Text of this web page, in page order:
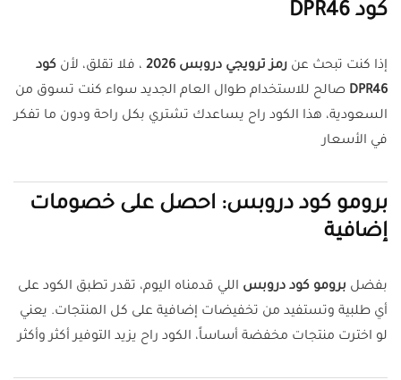
كود DPR46
إذا كنت تبحث عن رمز ترويجي دروبس 2026 ، فلا تقلق، لأن كود
DPR46 صالح للاستخدام طوال العام الجديد سواء كنت تسوق من
السعودية، هذا الكود راح يساعدك تشتري بكل راحة ودون ما تفكر
في الأسعار
برومو كود دروبس: احصل على خصومات
إضافية
بفضل برومو كود دروبس اللي قدمناه اليوم، تقدر تطبق الكود على
أي طلبية وتستفيد من تخفيضات إضافية على كل المنتجات. يعني
لو اخترت منتجات مخفضة أساساً، الكود راح يزيد التوفير أكثر وأكثر